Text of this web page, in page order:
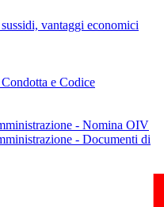
vantaggi economici
e Codice
- Nomina OIV
- Documenti di